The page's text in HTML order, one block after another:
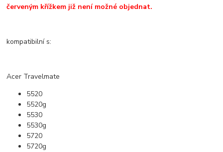
červeným křížkem již není možné objednat.
kompatibilní s:
Acer Travelmate
5520
5520g
5530
5530g
5720
5720g